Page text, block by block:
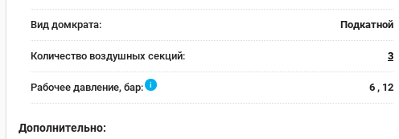
Вид домкрата: Подкатной
Количество воздушных секций: 3
Рабочее давление, бар: i 6 , 12
Дополнительно: